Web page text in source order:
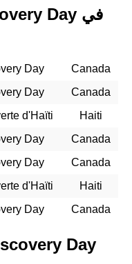
Day
Canada
Day
Canada
d'Haïti
Haiti
Day
Canada
Day
Canada
d'Haïti
Haiti
Day Canada